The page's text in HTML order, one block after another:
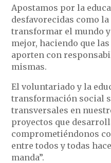
Apostamos por la
desfavorecidas como
transformar el mundo
mejor, haciendo que
aporten con
mismas.
El voluntariado y la
transformación social
transversales en
proyectos que
comprometiéndonos
entre todos y todas
manda”.